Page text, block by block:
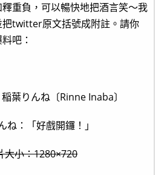
重負，可以暢快地把酒言笑～我
twitter原文括號成附註。請你
吧：
ね：「好戲開鑼！」
大小：1280×720